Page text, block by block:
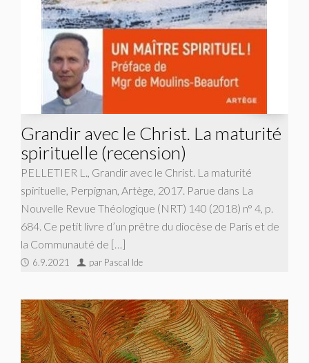
Grandir avec le Christ. La maturité
spirituelle (recension)
PELLETIER L., Grandir avec le Christ. La maturité
spirituelle, Perpignan, Artège, 2017. Parue dans La
Nouvelle Revue Théologique (NRT) 140 (2018) n° 4, p.
684. Ce petit livre d’un prêtre du diocèse de Paris et de
la Communauté de […]
6.9.2021 par Pascal Ide